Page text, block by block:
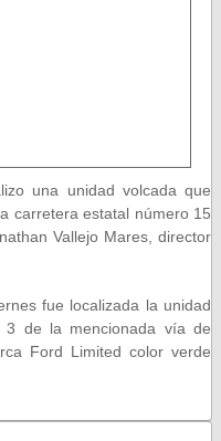
una unidad volcada que
carretera estatal número 15
Vallejo Mares, director
fue localizada la unidad
3 de la mencionada vía de
Ford Limited color verde